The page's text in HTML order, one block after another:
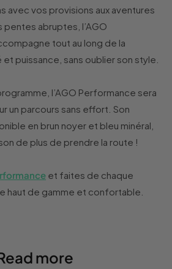
avec vos provisions aux aventures
abruptes, l’AGO
tout au long de la
puissance, sans oublier son style.
l’AGO Performance sera
un parcours sans effort. Son
en brun noyer et bleu minéral,
de plus de prendre la route !
et faites de chaque
haut de gamme et confortable.
more